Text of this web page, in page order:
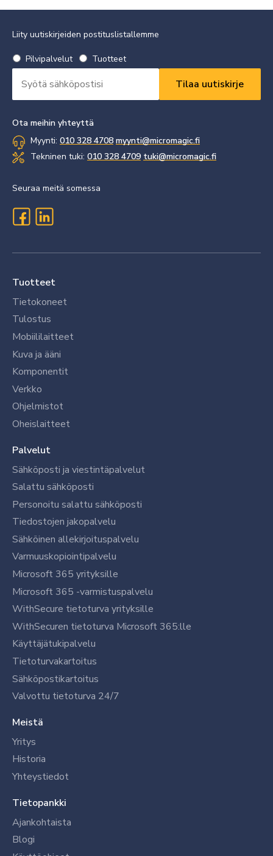
Liity uutiskirjeiden postituslistallemme
Valitse
uutiskirje
*
Vaaditaan
Pilvipalvelut Tuotteet
*
Vaaditaan
Ota meihin yhteyttä
Myynti: 010 328 4708 myynti@micromagic.fi
Tekninen tuki: 010 328 4709 tuki@micromagic.fi
Seuraa meitä somessa
Tuotteet
Tietokoneet
Tulostus
Mobiililaitteet
Kuva ja ääni
Komponentit
Verkko
Ohjelmistot
Oheislaitteet
Palvelut
Sähköposti ja viestintäpalvelut
Salattu sähköposti
Personoitu salattu sähköposti
Tiedostojen jakopalvelu
Sähköinen allekirjoituspalvelu
Varmuuskopiointipalvelu
Microsoft 365 yrityksille
Microsoft 365 -varmistuspalvelu
WithSecure tietoturva yrityksille
WithSecuren tietoturva Microsoft 365:lle
Käyttäjätukipalvelu
Tietoturvakartoitus
Sähköpostikartoitus
Valvottu tietoturva 24/7
Meistä
Yritys
Historia
Yhteystiedot
Tietopankki
Ajankohtaista
Blogi